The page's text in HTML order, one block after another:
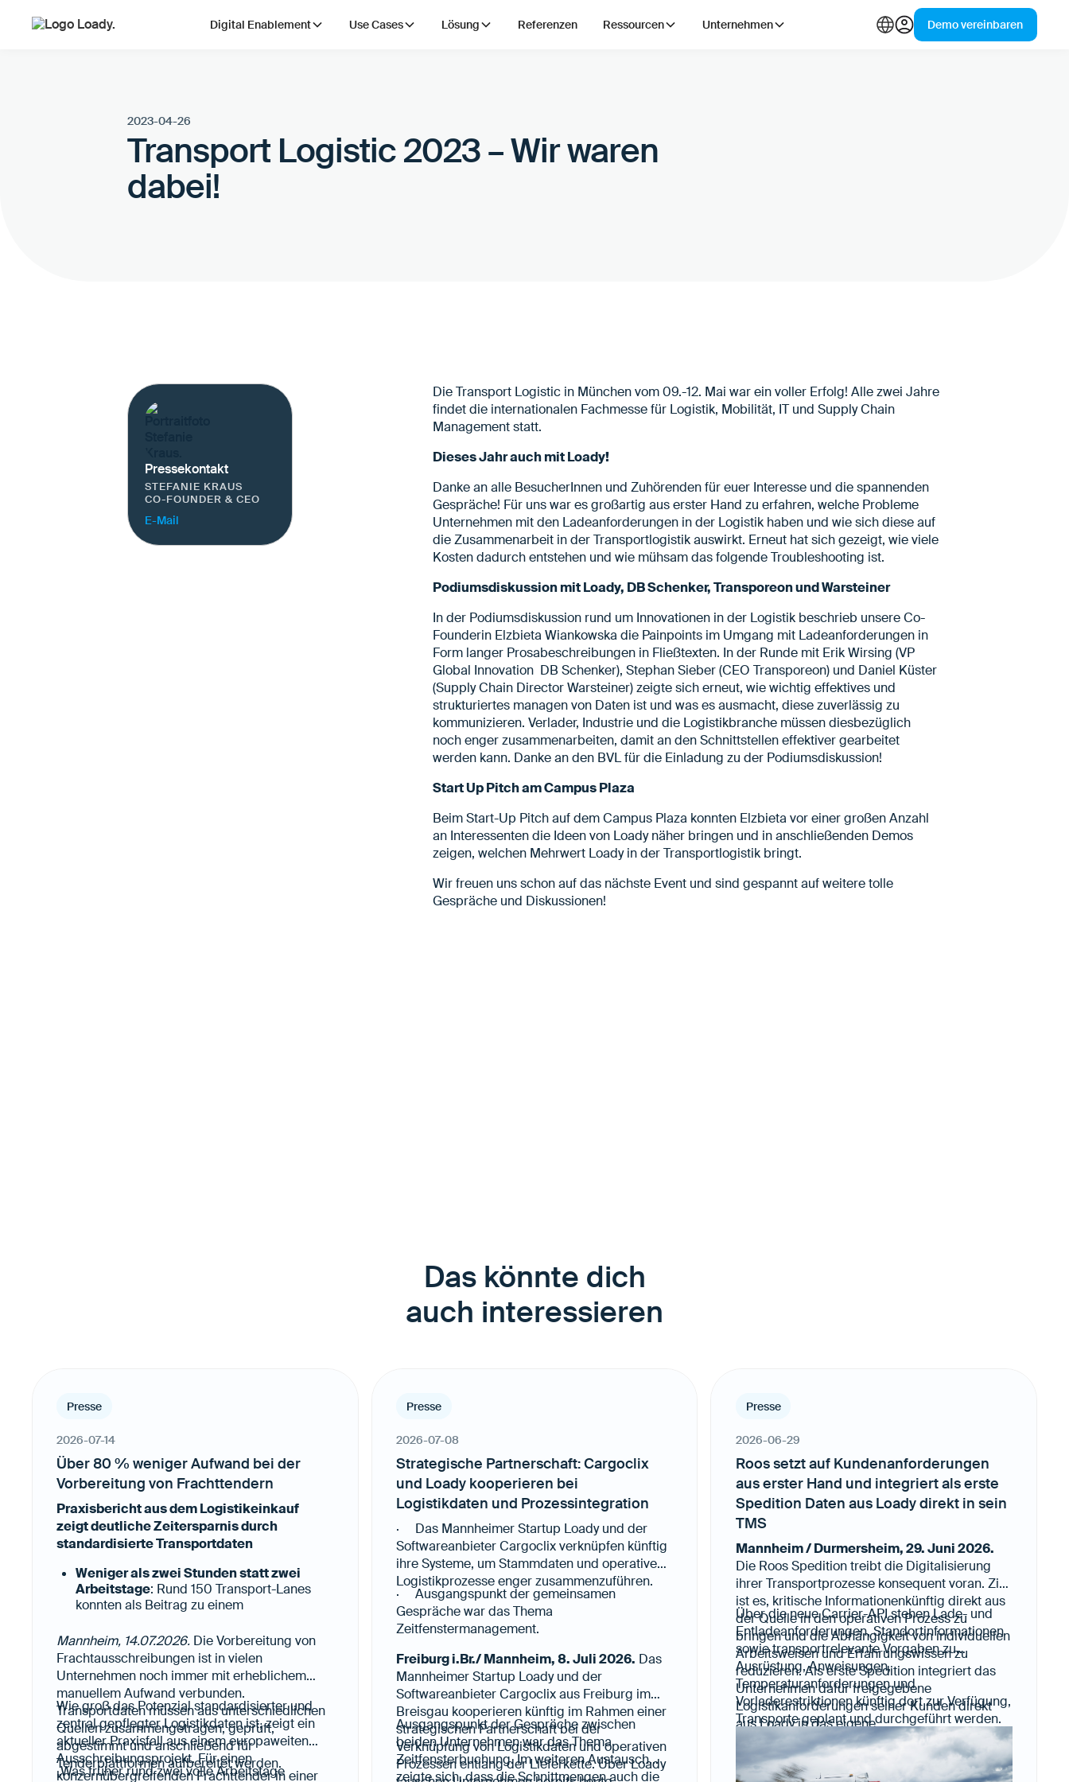
Digital Enablement Use Cases Lösung Referenzen Ressourcen Unternehmen Demo vereinbaren
2023-04-26
Transport Logistic 2023 – Wir waren
dabei!
Pressekontakt
STEFANIE KRAUS
CO-FOUNDER & CEO
E-Mail
Die Transport Logistic in München vom 09.-12. Mai war ein voller Erfolg! Alle zwei Jahre
findet die internationalen Fachmesse für Logistik, Mobilität, IT und Supply Chain
Management statt.
Dieses Jahr auch mit Loady!
Danke an alle BesucherInnen und Zuhörenden für euer Interesse und die spannenden
Gespräche! Für uns war es großartig aus erster Hand zu erfahren, welche Probleme
Unternehmen mit den Ladeanforderungen in der Logistik haben und wie sich diese auf
die Zusammenarbeit in der Transportlogistik auswirkt. Erneut hat sich gezeigt, wie viele
Kosten dadurch entstehen und wie mühsam das folgende Troubleshooting ist.
Podiumsdiskussion mit Loady, DB Schenker, Transporeon und Warsteiner
In der Podiumsdiskussion rund um Innovationen in der Logistik beschrieb unsere Co-
Founderin Elzbieta Wiankowska die Painpoints im Umgang mit Ladeanforderungen in
Form langer Prosabeschreibungen in Fließtexten. In der Runde mit Erik Wirsing (VP
Global Innovation DB Schenker), Stephan Sieber (CEO Transporeon) und Daniel Küster
(Supply Chain Director Warsteiner) zeigte sich erneut, wie wichtig effektives und
strukturiertes managen von Daten ist und was es ausmacht, diese zuverlässig zu
kommunizieren. Verlader, Industrie und die Logistikbranche müssen diesbezüglich
noch enger zusammenarbeiten, damit an den Schnittstellen effektiver gearbeitet
werden kann. Danke an den BVL für die Einladung zu der Podiumsdiskussion!
Start Up Pitch am Campus Plaza
Beim Start-Up Pitch auf dem Campus Plaza konnten Elzbieta vor einer großen Anzahl
an Interessenten die Ideen von Loady näher bringen und in anschließenden Demos
zeigen, welchen Mehrwert Loady in der Transportlogistik bringt.
Wir freuen uns schon auf das nächste Event und sind gespannt auf weitere tolle
Gespräche und Diskussionen!
Das könnte dich
auch interessieren
Presse
2026-07-14
Über 80 % weniger Aufwand bei der
Vorbereitung von Frachttendern
Praxisbericht aus dem Logistikeinkauf
zeigt deutliche Zeitersparnis durch
standardisierte Transportdaten
Weniger als zwei Stunden statt zwei
Arbeitstage: Rund 150 Transport-Lanes
konnten als Beitrag zu einem
kürzester Zeit vorbereitet und an die
genutzte Tenderplattform übergeben
werden.
Weniger manuelle Datensuche, höhere
Datenqualität:Alle relevanten
Transportinformationen standen bereits
strukturiert, aktuell und digital
weiterverarbeitbar zur Verfügung.
Mannheim, 14.07.2026. Die Vorbereitung von
Frachtausschreibungen ist in vielen
Unternehmen noch immer mit erheblichem
manuellem Aufwand verbunden.
Transportdaten müssen aus unterschiedlichen
Quellen zusammengetragen, geprüft,
abgestimmt und anschließend für
Tenderplattformen aufbereitet werden.
Wie groß das Potenzial standardisierter und
zentral gepflegter Logistikdaten ist, zeigt ein
aktueller Praxisfall aus einem europaweiten
Ausschreibungsprojekt. Für einen
konzernübergreifenden Frachttender in einer
„Was früher rund zwei volle Arbeitstage
Presse
2026-07-08
Strategische Partnerschaft: Cargoclix
und Loady kooperieren bei
Logistikdaten und Prozessintegration
· Das Mannheimer Startup Loady und der
Softwareanbieter Cargoclix verknüpfen künftig
ihre Systeme, um Stammdaten und operative
Logistikprozesse enger zusammenzuführen.
· Ausgangspunkt der gemeinsamen
Gespräche war das Thema
Zeitfenstermanagement.
Freiburg i.Br./ Mannheim, 8. Juli 2026. Das
Mannheimer Startup Loady und der
Softwareanbieter Cargoclix aus Freiburg im
Breisgau kooperieren künftig im Rahmen einer
strategischen Partnerschaft bei der
Verknüpfung von Logistikdaten und operativen
Prozessen entlang der Lieferkette. Über Loady
Ausgangspunkt der Gespräche zwischen
beiden Unternehmen war das Thema
Zeitfensterbuchung. Im weiteren Austausch
zeigte sich, dass die Schnittmengen auch die
Presse
2026-06-29
Roos setzt auf Kundenanforderungen
aus erster Hand und integriert als erste
Spedition Daten aus Loady direkt in sein
TMS
Mannheim / Durmersheim, 29. Juni 2026.
Die Roos Spedition treibt die Digitalisierung
ihrer Transportprozesse konsequent voran. Ziel
ist es, kritische Informationenkünftig direkt aus
der Quelle in den operativen Prozess zu
bringen und die Abhängigkeit von individuellen
Arbeitsweisen und Erfahrungswissen zu
reduzieren. Als erste Spedition integriert das
Unternehmen dafür freigegebene
Logistikanforderungen seiner Kunden direkt
aus Loady in das eigene
Transportmanagementsystem.
Über die neue Carrier-API stehen Lade- und
Entladeanforderungen, Standortinformationen
sowie transportrelevante Vorgaben zu
Ausrüstung, Anweisungen,
Temperaturanforderungen und
Vorladerestriktionen künftig dort zur Verfügung,
Transporte geplant und durchgeführt werden.
Änderungen, die Kunden in Loady pflegen,
werden automatisch übernommen.
Disponenten und Fahrer erhalten damit